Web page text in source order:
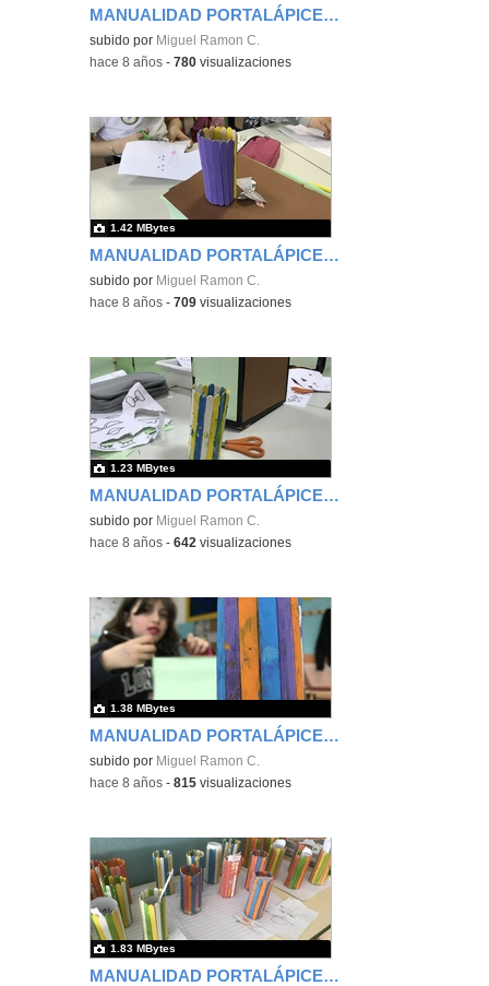
MANUALIDAD PORTALÁPICES - TERCERO 1
subido por Miguel Ramon C.
-hace 8 años -780 visualizaciones
MANUALIDAD PORTALÁPICES - TERCERO 2
subido por Miguel Ramon C.
1.42 MBytes
-hace 8 años -709 visualizaciones
MANUALIDAD PORTALÁPICES - TERCERO 3
subido por Miguel Ramon C.
1.23 MBytes
-hace 8 años -642 visualizaciones
MANUALIDAD PORTALÁPICES - TERCERO 4
subido por Miguel Ramon C.
1.38 MBytes
-hace 8 años -815 visualizaciones
MANUALIDAD PORTALÁPICES - TERCERO 5
1.83 MBytes